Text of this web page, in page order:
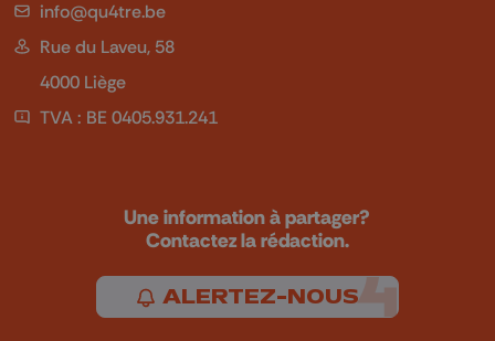
info@qu4tre.be
Rue du Laveu, 58
4000 Liège
TVA : BE 0405.931.241
Une information à partager?
Contactez la rédaction.
ALERTEZ-NOUS